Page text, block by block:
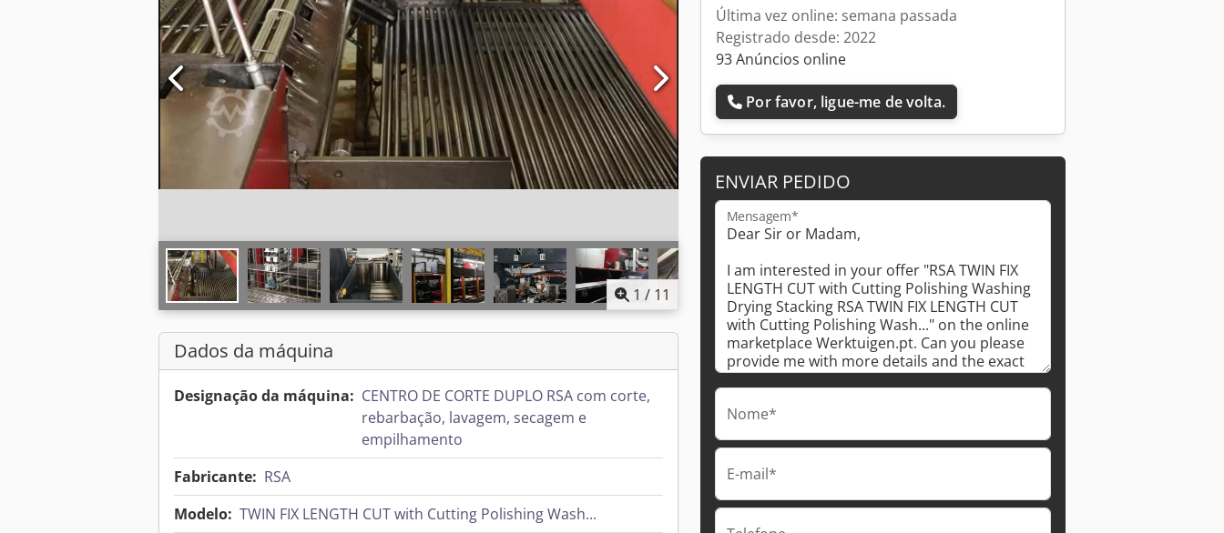
1 / 11
Dados da máquina
Designação da máquina: CENTRO DE CORTE DUPLO RSA com corte,
rebarbação, lavagem, secagem e
empilhamento
Fabricante: RSA
Modelo: TWIN FIX LENGTH CUT with Cutting Polishing Wash...
Última vez online: semana passada
Registrado desde: 2022
93 Anúncios online
Por favor, ligue-me de volta.
ENVIAR PEDIDO
Mensagem*
Nome*
E-mail*